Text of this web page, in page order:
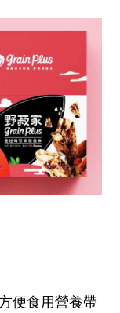
便食用營養帶